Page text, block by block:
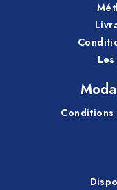
Conditions